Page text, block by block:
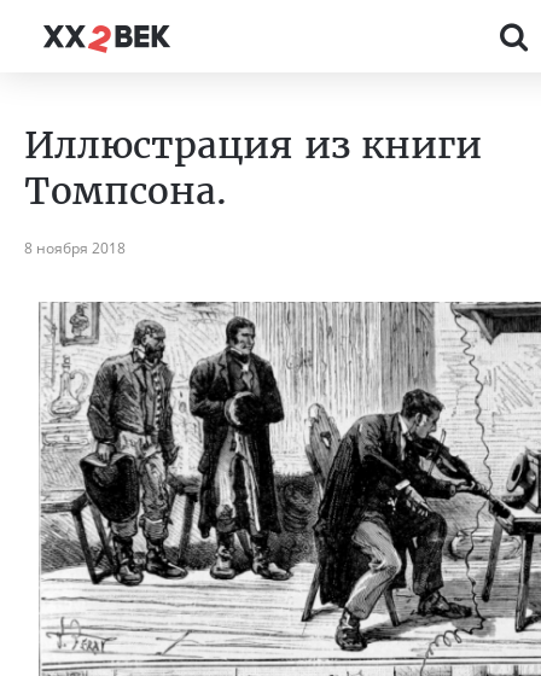
Иллюстрация из книги
Томпсона.
8 ноября 2018